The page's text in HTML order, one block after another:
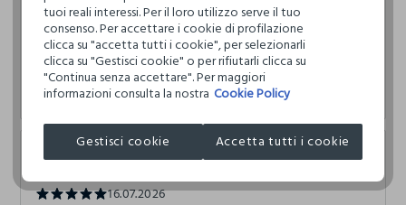
Silvia M
16.07.2026
Commesse gentilissime e bellissime cose.
Primo Min
16.07.2026
tuoi reali interessi. Per il loro utilizzo serve il tuo
consenso. Per accettare i cookie di profilazione
clicca su "accetta tutti i cookie", per selezionarli
clicca su "Gestisci cookie" o per rifiutarli clicca su
"Continua senza accettare". Per maggiori
informazioni consulta la nostra Cookie Policy
Gestisci cookie Accetta tutti i cookie